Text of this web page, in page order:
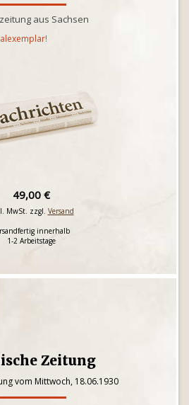
aus Sachsen
49,00 €
MwSt. zzgl. Versand
innerhalb
1-2 Arbeitstage
Zeitung
vom Mittwoch, 18.06.1930